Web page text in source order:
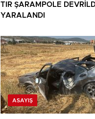
TIR ŞARAMPOLE
YARALANDI
ASAYIŞ